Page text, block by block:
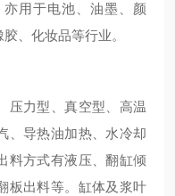
用于电池、油墨、颜
、化妆品等行业。
压力型、真空型、高温
、导热油加热、水冷却
料方式有液压、翻缸倾
板出料等。缸体及浆叶